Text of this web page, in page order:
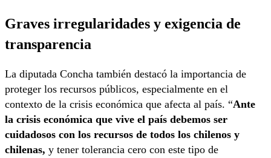
Graves irregularidades y exigencia de
transparencia
La diputada Concha también destacó la importancia de
proteger los recursos públicos, especialmente en el
contexto de la crisis económica que afecta al país. “Ante
la crisis económica que vive el país debemos ser
cuidadosos con los recursos de todos los chilenos y
chilenas, y tener tolerancia cero con este tipo de